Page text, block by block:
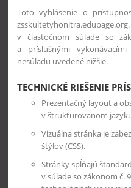
Toto vyhlásenie o
v čiastočnom súlade so
a príslušnými
nesúladu uvedené nižšie.
TECHNICKÉ RIEŠENIE
Prezentačný layout a
v štrukturovanom
Vizuálna stránka je
štýlov (CSS).
Stránky spĺňajú
v súladeso zákonom č.